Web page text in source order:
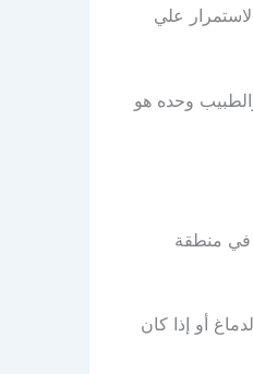
علي
وحده هو
في منطقة
أو إذا كان